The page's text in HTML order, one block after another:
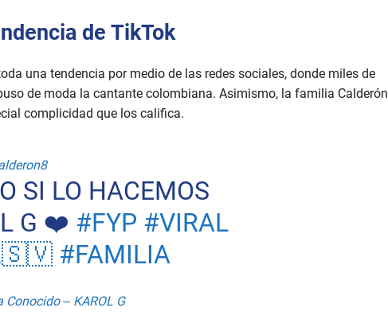
de TikTok
una tendencia por medio de las redes sociales, donde miles de
de moda la cantante colombiana. Asimismo, la familia Calderón
complicidad que los califica.
SI LO HACEMOS
G ❤️ #FYP #VIRAL
#FAMILIA
– KAROL G